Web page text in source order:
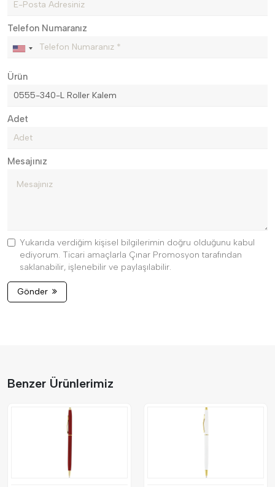
Telefon Numaranız
Ürün
Adet
Mesajınız
Yukarıda verdiğim kişisel bilgilerimin doğru olduğunu kabul
ediyorum. Ticari amaçlarla Çınar Promosyon tarafından
saklanabilir, işlenebilir ve paylaşılabilir.
Gönder
Benzer Ürünlerimiz